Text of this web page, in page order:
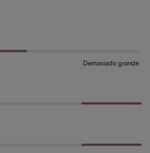
Demasiado grande